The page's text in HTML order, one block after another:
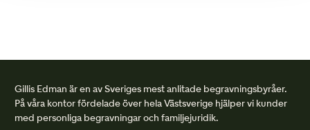
Gillis Edman är en av Sveriges mest anlitade begravningsbyråer.
På våra kontor fördelade över hela Västsverige hjälper vi kunder
med personliga begravningar och familjejuridik.